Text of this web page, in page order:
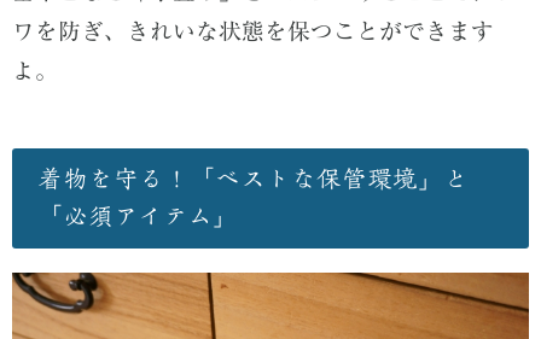
ワを防ぎ、きれいな状態を保つことができます
よ。
着物を守る！「ベストな保管環境」と
「必須アイテム」